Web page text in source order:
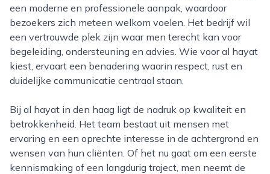
een moderne en professionele aanpak, waardoor
bezoekers zich meteen welkom voelen. Het bedrijf wil
een vertrouwde plek zijn waar men terecht kan voor
begeleiding, ondersteuning en advies. Wie voor al hayat
kiest, ervaart een benadering waarin respect, rust en
duidelijke communicatie centraal staan.
Bij al hayat in den haag ligt de nadruk op kwaliteit en
betrokkenheid. Het team bestaat uit mensen met
ervaring en een oprechte interesse in de achtergrond en
wensen van hun cliënten. Of het nu gaat om een eerste
kennismaking of een langdurig traject, men neemt de